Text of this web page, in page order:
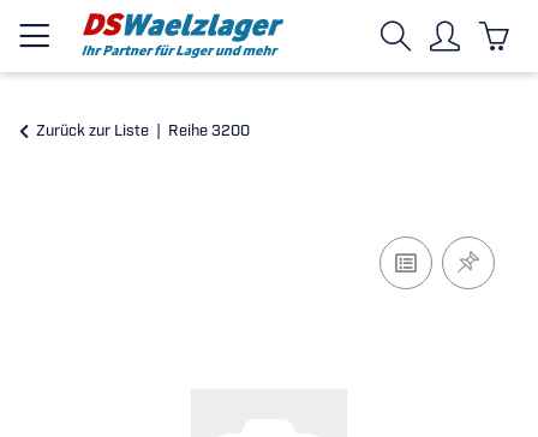
Zurück zur Liste Reihe 3200